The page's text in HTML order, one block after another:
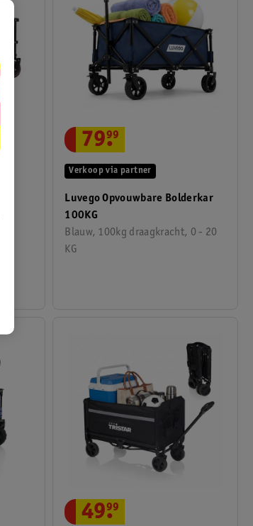
Luvego Opvouwbare Bolderkar
100KG
Blauw, 100kg draagkracht, 0 - 20
KG
Verkoop via partner
79.
99
49.
99